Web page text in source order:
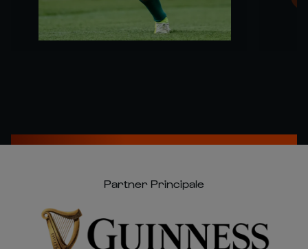
Partner Principale